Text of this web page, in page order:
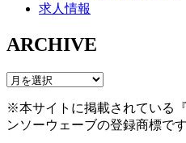
求人情報
ARCHIVE
※本サイトに掲載されている
ンソーウェーブの登録商標です